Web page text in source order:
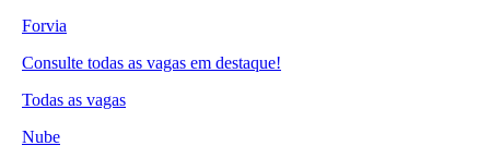
Forvia
Consulte todas as vagas em destaque!
Todas as vagas
Nube